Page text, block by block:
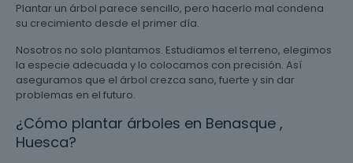
Plantar un árbol parece sencillo, pero hacerlo mal condena
su crecimiento desde el primer día.
Nosotros no solo plantamos. Estudiamos el terreno, elegimos
la especie adecuada y lo colocamos con precisión. Así
aseguramos que el árbol crezca sano, fuerte y sin dar
problemas en el futuro.
¿Cómo plantar árboles en Benasque ,
Huesca?